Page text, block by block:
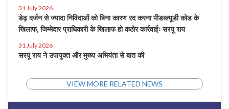
31 July 2026
डेढ़ दर्जन से ज्यादा निविदाओं को बिना कारण रद करना पीडब्ल्यूडी कोड के
खिलाफ, जिम्मेदार प्राधिकारी के खिलाफ हो कठोर कार्रवाईः सरयू राय
31 July 2026
सरयू राय ने उपायुक्त और मुख्य अभियंता से बात की
VIEW MORE RELATED NEWS